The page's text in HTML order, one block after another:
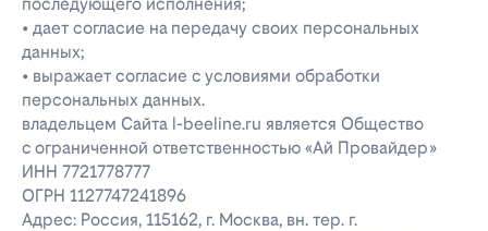
• дает согласие на передачу своих персональных
данных;
• выражает согласие с условиями обработки
персональных данных.
владельцем Сайта l-beeline.ru является Общество
с ограниченной ответственностью «Ай Провайдер»
ИНН 7721778777
ОГРН 1127747241896
Адрес: Россия, 115162, г. Москва, вн. тер. г.